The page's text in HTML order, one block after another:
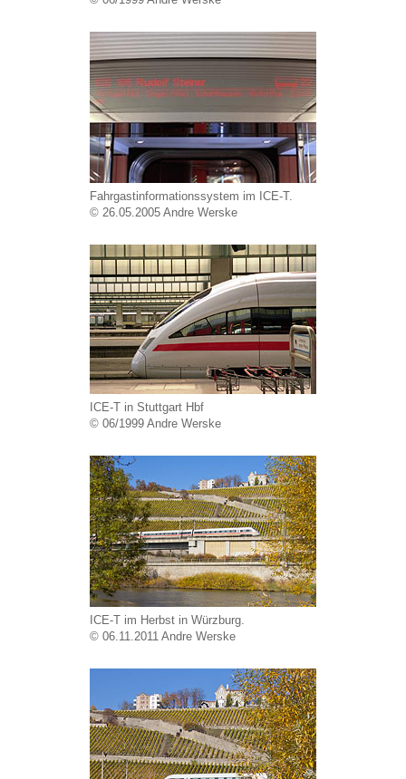
Fahrgastinformationssystem im ICE-T.
© 26.05.2005 Andre Werske
ICE-T in Stuttgart Hbf
© 06/1999 Andre Werske
ICE-T im Herbst in Würzburg.
© 06.11.2011 Andre Werske